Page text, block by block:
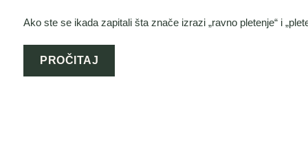
Ako ste se ikada zapitali šta znače izrazi „ravno pletenje“ i
PROČITAJ